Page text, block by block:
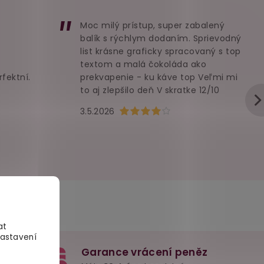
je 5 z 5 hvězdiček.
Hodnocení obchodu je 4 z 5
3.5.2026
Moc milý prístup, super zabalený
balík s rýchlym dodaním. Sprievodný
list krásne graficky spracovaný s top
textom a malá čokoláda ako
prekvapenie - ku káve top Veľmi mi
to aj zlepšilo deň V skratke 12/10
Garance vrácení peněz